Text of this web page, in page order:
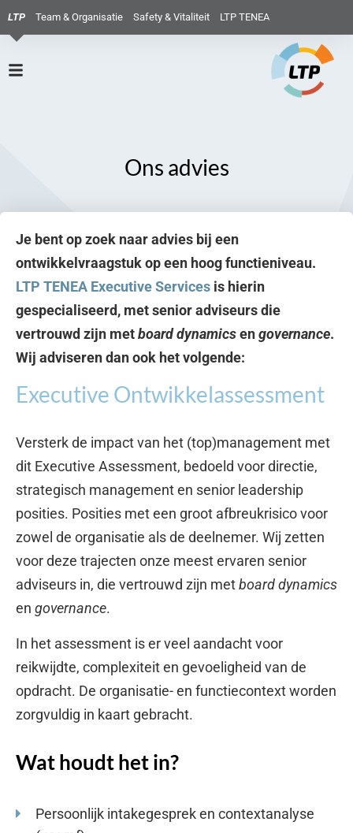
LTP Team & Organisatie Safety & Vitaliteit LTP TENEA
Ons advies
Je bent op zoek naar advies bij een
ontwikkelvraagstuk op een hoog functieniveau.
LTP TENEA Executive Services is hierin
gespecialiseerd, met senior adviseurs die
vertrouwd zijn metboard dynamicsengovernance.
Wij adviseren dan ook het volgende:
Executive Ontwikkelassessment
Versterk de impact van het (top)management met
dit Executive Assessment, bedoeld voor directie,
strategisch management en senior leadership
posities. Posities met een groot afbreukrisico voor
zowel de organisatie als de deelnemer. Wij zetten
voor deze trajecten onze meest ervaren senior
adviseurs in, die vertrouwd zijn metboard dynamics
en governance.
In het assessment is er veel aandacht voor
reikwijdte, complexiteit en gevoeligheid van de
opdracht. De organisatie- en functiecontext worden
zorgvuldig in kaart gebracht.
Wat houdt het in?
Persoonlijk intakegesprek en contextanalyse